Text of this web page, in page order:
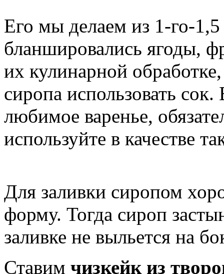
Его мы делаем из 1-го-1,5
бланшировались ягоды,
их кулинарной
сиропа использовать сок.
любимое варенье,
используйте в качестве
Для заливки сиропом
форму. Тогда сироп
заливке не выльется на
Ставим чизкейк из